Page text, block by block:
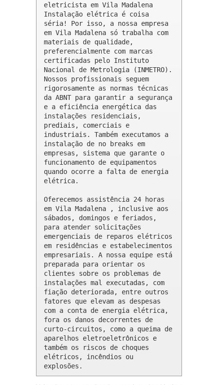
eletricista em Vila Madalena
Instalação elétrica é coisa
séria! Por isso, a nossa empresa
em Vila Madalena só trabalha com
materiais de qualidade,
preferencialmente com marcas
certificadas pelo Instituto
Nacional de Metrologia (INMETRO).
Nossos profissionais seguem
rigorosamente as normas técnicas
da ABNT para garantir a segurança
e a eficiência energética das
instalações residenciais,
prediais, comerciais e
industriais. Também executamos a
instalação de no breaks em
empresas, sistema que garante o
funcionamento de equipamentos
quando ocorre a falta de energia
elétrica.
Oferecemos assistência 24 horas
em Vila Madalena , inclusive aos
sábados, domingos e feriados,
para atender solicitações
emergenciais de reparos elétricos
em residências e estabelecimentos
empresariais. A nossa equipe está
preparada para orientar os
clientes sobre os problemas de
instalações mal executadas, com
fiação deteriorada, entre outros
fatores que elevam as despesas
com a conta de energia elétrica,
fora os danos decorrentes de
curto-circuitos, como a queima de
aparelhos eletroeletrônicos e
também os riscos de choques
elétricos, incêndios ou
explosões.